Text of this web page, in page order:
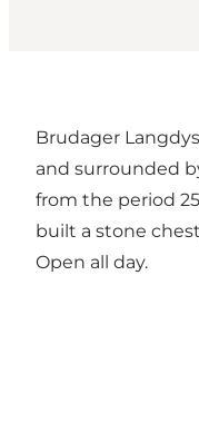
Brudager
and surrounded
from the period
built a stone
Open all day.